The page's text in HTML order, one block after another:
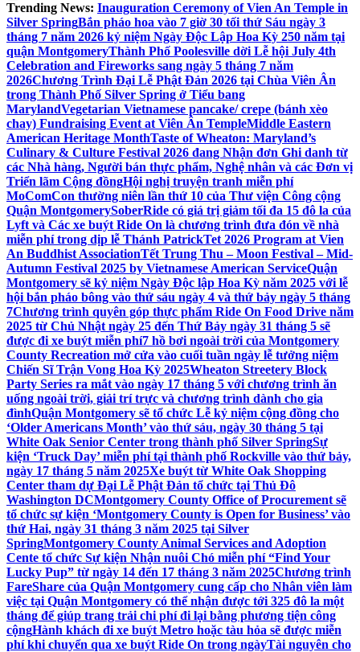
Trending News: Inauguration Ceremony of Vien An Temple in
Silver SpringBắn pháo hoa vào 7 giờ 30 tối thứ Sáu ngày 3
tháng 7 năm 2026 kỷ niệm Ngày Độc Lập Hoa Kỳ 250 năm tại
quận MontgomeryThành Phố Poolesville dời Lễ hội July 4th
Celebration and Fireworks sang ngày 5 tháng 7 năm
2026Chương Trình Đại Lễ Phật Đản 2026 tại Chùa Viên Ân
trong Thành Phố Silver Spring ở Tiểu bang
MarylandVegetarian Vietnamese pancake/ crepe (bánh xèo
chay) Fundraising Event at Viên Ân TempleMiddle Eastern
American Heritage MonthTaste of Wheaton: Maryland’s
Culinary & Culture Festival 2026 đang Nhận đơn Ghi danh từ
các Nhà hàng, Người bán thực phẩm, Nghệ nhân và các Đơn vị
Triển lãm Cộng đồngHội nghị truyện tranh miễn phí
MoComCon thường niên lần thứ 10 của Thư viện Công cộng
Quận MontgomerySoberRide có giá trị giảm tối đa 15 đô la của
Lyft và Các xe buýt Ride On là chương trình đưa đón về nhà
miễn phí trong dịp lễ Thánh PatrickTet 2026 Program at Vien
An Buddhist AssociationTết Trung Thu – Moon Festival – Mid-
Autumn Festival 2025 by Vietnamese American ServiceQuận
Montgomery sẽ kỷ niệm Ngày Độc lập Hoa Kỳ năm 2025 với lễ
hội bắn pháo bông vào thứ sáu ngày 4 và thứ bảy ngày 5 tháng
7Chương trình quyên góp thực phẩm Ride On Food Drive năm
2025 từ Chủ Nhật ngày 25 đến Thứ Bảy ngày 31 tháng 5 sẽ
được đi xe buýt miễn phí7 hồ bơi ngoài trời của Montgomery
County Recreation mở cửa vào cuối tuần ngày lễ tưởng niệm
Chiến Sĩ Trận Vong Hoa Kỳ 2025Wheaton Streetery Block
Party Series ra mắt vào ngày 17 tháng 5 với chương trình ăn
uống ngoài trời, giải trí trực và chương trình dành cho gia
đìnhQuận Montgomery sẽ tổ chức Lễ kỷ niệm cộng đồng cho
‘Older Americans Month’ vào thứ sáu, ngày 30 tháng 5 tại
White Oak Senior Center trong thành phố Silver SpringSự
kiện ‘Truck Day’ miễn phí tại thành phố Rockville vào thứ bảy,
ngày 17 tháng 5 năm 2025Xe buýt từ White Oak Shopping
Center tham dự Đại Lễ Phật Đản tổ chức tại Thủ Đô
Washington DCMontgomery County Office of Procurement sẽ
tổ chức sự kiện ‘Montgomery County is Open for Business’ vào
thứ Hai, ngày 31 tháng 3 năm 2025 tại Silver
SpringMontgomery County Animal Services and Adoption
Cente tổ chức Sự kiện Nhận nuôi Chó miễn phí “Find Your
Lucky Pup” từ ngày 14 đến 17 tháng 3 năm 2025Chương trình
FareShare của Quận Montgomery cung cấp cho Nhân viên làm
việc tại Quận Montgomery có thể nhận được tới 325 đô la một
tháng để giúp trang trải chi phí đi lại bằng phương tiện công
cộngHành khách đi xe buýt Metro hoặc tàu hỏa sẽ được miễn
phí khi chuyển qua xe buýt Ride On trong ngàyTài nguyên cho